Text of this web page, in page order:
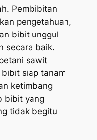
Pembibitan
pengetahuan,
bibit unggul
secara baik.
sawit
siap tanam
ketimbang
bibit yang
tidak begitu